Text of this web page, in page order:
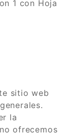
1 con Hoja
sitio web
la
ofrecemos